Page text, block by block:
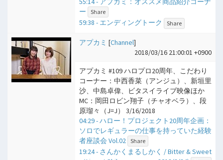
ー
Share
59:38 - エンディングトーク Share
アプカミ [Channel]
2018/03/16 21:00:01 +0900
アプカミ #109 ハロプロ20周年、こだわり
コーナー：中西香菜（アンジュ）、新垣里
沙、中島卓偉、ビタスイライブ映像ほか
MC：岡田ロビン翔子（チャオベラ）、段
原瑠々（J=J） 3/16/2018
04:29 - ハロー！プロジェクト20周年企画：
ソロでレギュラーの仕事を持っていた経験
者座談会 Vol.02
Share
19:24 - さんかくまるしかく / Bitter & Sweet